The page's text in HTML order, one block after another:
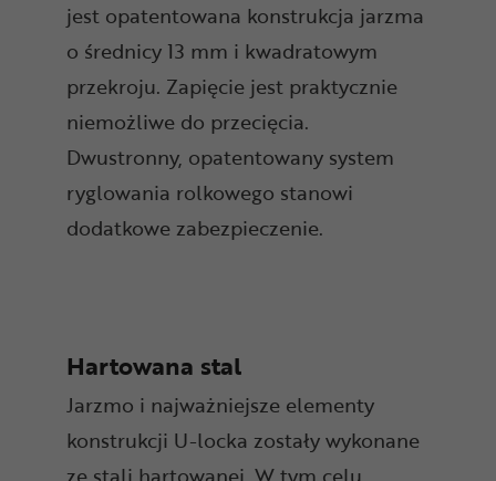
jest opatentowana konstrukcja jarzma
o średnicy 13 mm i kwadratowym
przekroju. Zapięcie jest praktycznie
niemożliwe do przecięcia.
Dwustronny, opatentowany system
ryglowania rolkowego stanowi
dodatkowe zabezpieczenie.
Hartowana stal
Jarzmo i najważniejsze elementy
konstrukcji U-locka zostały wykonane